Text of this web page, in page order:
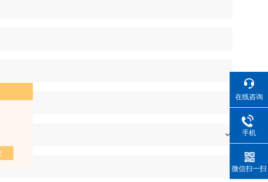
在线咨询
手机
微信扫一扫